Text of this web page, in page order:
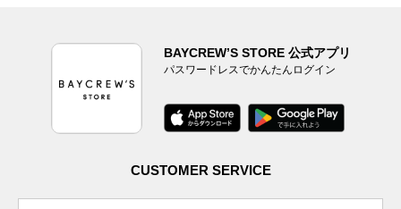
BAYCREW’S STORE 公式アプリ
パスワードレスでかんたんログイン
CUSTOMER SERVICE